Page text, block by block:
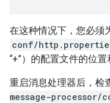
在这种情况下，您必须
conf/
“+”）的配置文件的位置
重启消息处理器后，检
message-